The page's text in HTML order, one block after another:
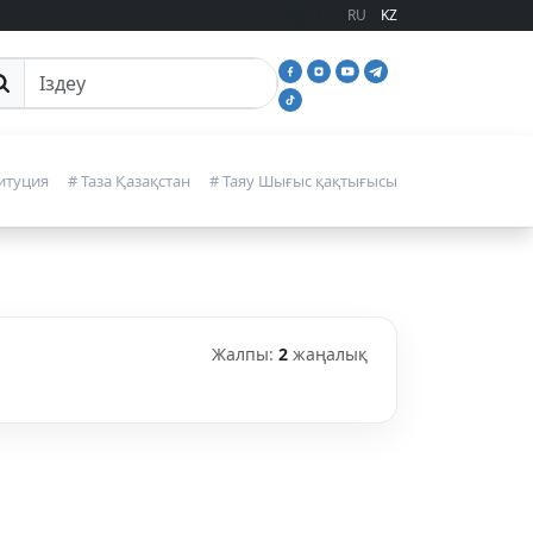
RU KZ
іздеу
# Таза Қазақстан # Таяу Шығыс қақтығысы
Жалпы: 2 жаңалық